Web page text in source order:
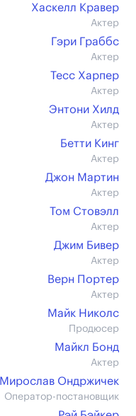
Хаскелл Кравер
Актер
Гэри Граббс
Актер
Тесс Харпер
Актер
Энтони Хилд
Актер
Бетти Кинг
Актер
Джон Мартин
Актер
Том Стовэлл
Актер
Джим Бивер
Актер
Верн Портер
Актер
Майк Николс
Продюсер
Майкл Бонд
Актер
Мирослав Ондржичек
Оператор-постановщик